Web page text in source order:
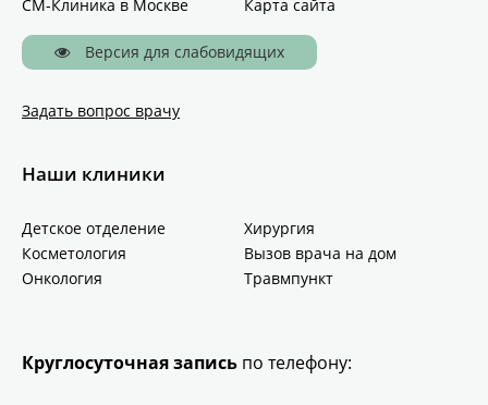
СМ-Клиника в Москве Карта сайта
Версия для слабовидящих
Задать вопрос врачу
Наши клиники
Детское отделение
Хирургия
Косметология
Вызов врача на дом
Онкология
Травмпункт
Круглосуточная запись по телефону: